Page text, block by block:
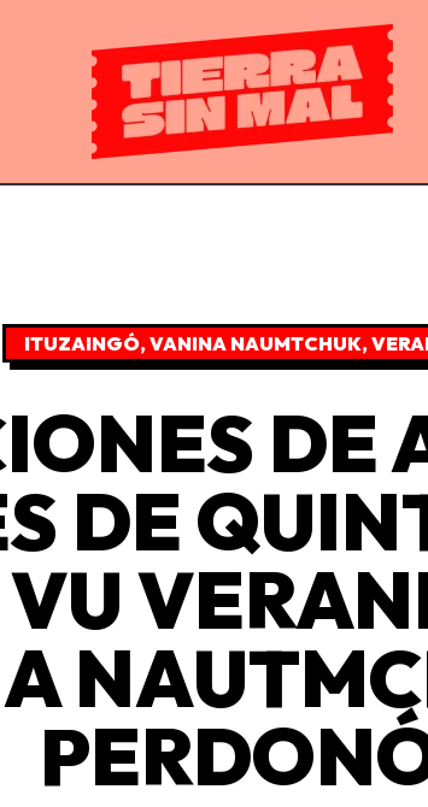
ITUZAINGÓ,VANINA NAUMTCHUK,
DE
DE